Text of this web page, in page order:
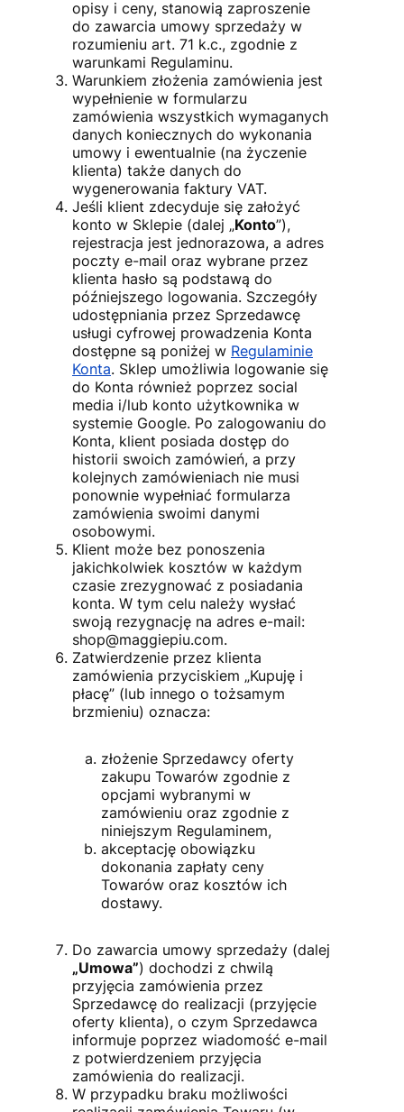
opisy i ceny, stanowią zaproszenie
do zawarcia umowy sprzedaży w
rozumieniu art. 71 k.c., zgodnie z
warunkami Regulaminu.
Warunkiem złożenia zamówienia jest
wypełnienie w formularzu
zamówienia wszystkich wymaganych
danych koniecznych do wykonania
umowy i ewentualnie (na życzenie
klienta) także danych do
wygenerowania faktury VAT.
Jeśli klient zdecyduje się założyć
konto w Sklepie (dalej „Konto”),
rejestracja jest jednorazowa, a adres
poczty e-mail oraz wybrane przez
klienta hasło są podstawą do
późniejszego logowania. Szczegóły
udostępniania przez Sprzedawcę
usługi cyfrowej prowadzenia Konta
dostępne są poniżej w Regulaminie
Konta. Sklep umożliwia logowanie się
do Konta również poprzez social
media i/lub konto użytkownika w
systemie Google. Po zalogowaniu do
Konta, klient posiada dostęp do
historii swoich zamówień, a przy
kolejnych zamówieniach nie musi
ponownie wypełniać formularza
zamówienia swoimi danymi
osobowymi.
Klient może bez ponoszenia
jakichkolwiek kosztów w każdym
czasie zrezygnować z posiadania
konta. W tym celu należy wysłać
swoją rezygnację na adres e-mail:
shop@maggiepiu.com.
Zatwierdzenie przez klienta
zamówienia przyciskiem „Kupuję i
płacę” (lub innego o tożsamym
brzmieniu) oznacza:
złożenie Sprzedawcy oferty
zakupu Towarów zgodnie z
opcjami wybranymi w
zamówieniu oraz zgodnie z
niniejszym Regulaminem,
akceptację obowiązku
dokonania zapłaty ceny
Towarów oraz kosztów ich
dostawy.
Do zawarcia umowy sprzedaży (dalej
„Umowa”) dochodzi z chwilą
przyjęcia zamówienia przez
Sprzedawcę do realizacji (przyjęcie
oferty klienta), o czym Sprzedawca
informuje poprzez wiadomość e-mail
z potwierdzeniem przyjęcia
zamówienia do realizacji.
W przypadku braku możliwości